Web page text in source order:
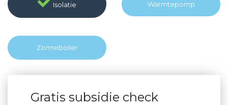
Isolatie Warmtepomp
Zonne boiler
Gratis subsidie check